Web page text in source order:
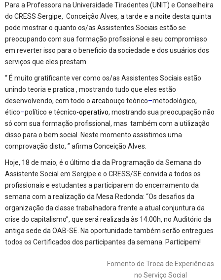
Para a Professora na Universidade Tiradentes (UNIT) e Conselheira
do CRESS Sergipe, Conceição Alves, a tarde e a noite desta quinta
pode mostrar o quanto os/as Assistentes Sociais estão se
preocupando com sua formação profissional e seu compromisso
em reverter isso para o beneficio da sociedade e dos usuários dos
serviços que eles prestam.
“ É muito gratificante ver como os/as Assistentes Sociais estão
unindo teoria e pratica , mostrando tudo que eles estão
desenvolvendo, com todo o arcabouço teórico–metodológico,
ético–político e técnico-operativo, mostrando sua preocupação não
só com sua formação profissional, mas também com a utilização
disso para o bem social. Neste momento assistimos uma
comprovação disto, ” afirma Conceição Alves.
Hoje, 18 de maio, é o último dia da Programação da Semana do
Assistente Social em Sergipe e o CRESS/SE convida a todos os
profissionais e estudantes a participarem do encerramento da
semana com a realização da Mesa Redonda: “Os desafios da
organização da classe trabalhadora frente a atual conjuntura da
crise do capitalismo”, que será realizada às 14:00h, no Auditório da
antiga sede da OAB-SE. Na oportunidade também serão entregues
todos os Certificados dos participantes da semana. Participem!
Fomento de Troca de Experiências
no Serviço Social